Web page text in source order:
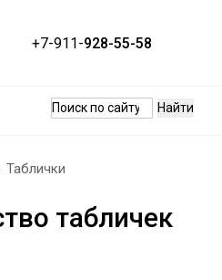
+7-911-928-55-58
Таблички
табличек